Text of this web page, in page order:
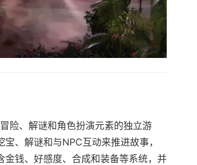
险、解谜和角色扮演元素的独立游
、解谜和与NPC互动来推进故事，
钱、好感度、合成和装备等系统，并